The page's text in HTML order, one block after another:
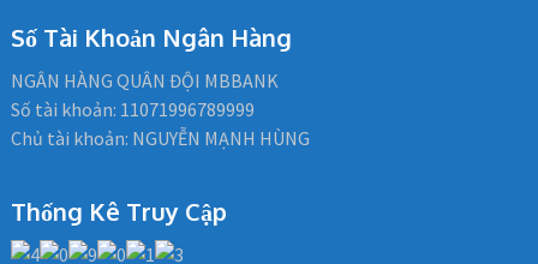
Số Tài Khoản Ngân Hàng
NGÂN HÀNG QUÂN ĐỘI MBBANK
Số tài khoản: 11071996789999
Chủ tài khoản: NGUYỄN MẠNH HÙNG
Thống Kê Truy Cập